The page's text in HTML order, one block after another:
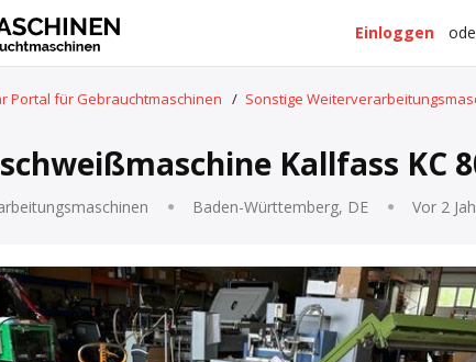
Einloggen
Portal für Gebrauchtmaschinen / Sonstige
Kallfass KC
Baden-Württemberg, DE Vor 2